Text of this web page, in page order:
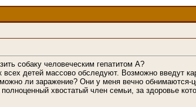
собаку человеческим гепатитом А?
детей массово обследуют. Возможно введут
ли заражение? Они у меня вечно
хвостатый член семьи, за здоровье